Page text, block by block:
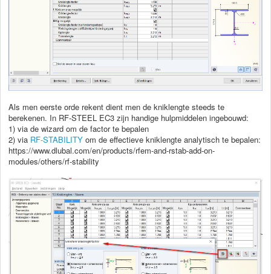
Als men eerste orde rekent dient men de kniklengte steeds te
berekenen. In RF-STEEL EC3 zijn handige hulpmiddelen ingebouwd:
1) via de wizard om de factor te bepalen
2) via RF-STABILITY om de effectieve kniklengte analytisch te bepalen:
https://www.dlubal.com/en/products/rfem-and-rstab-add-on-
modules/others/rf-stability